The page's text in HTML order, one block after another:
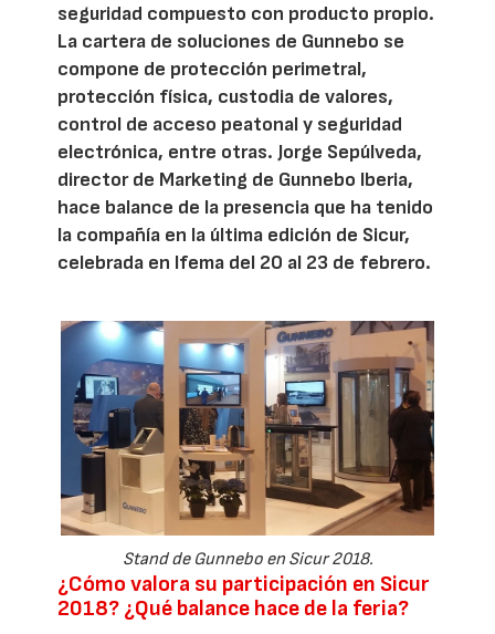
seguridad compuesto con producto propio.
La cartera de soluciones de Gunnebo se
compone de protección perimetral,
protección física, custodia de valores,
control de acceso peatonal y seguridad
electrónica, entre otras. Jorge Sepúlveda,
director de Marketing de Gunnebo Iberia,
hace balance de la presencia que ha tenido
la compañía en la última edición de Sicur,
celebrada en Ifema del 20 al 23 de febrero.
Stand de Gunnebo en Sicur 2018.
¿Cómo valora su participación en Sicur
2018? ¿Qué balance hace de la feria?